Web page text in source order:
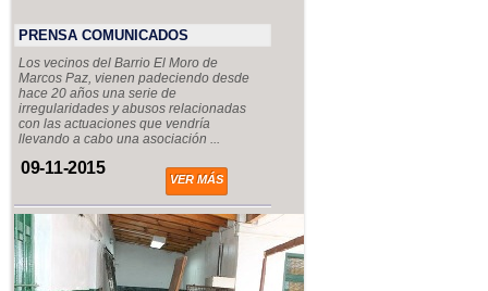
PRENSA COMUNICADOS
Los vecinos del Barrio El Moro de
Marcos Paz, vienen padeciendo desde
hace 20 años una serie de
irregularidades y abusos relacionadas
con las actuaciones que vendría
llevando a cabo una asociación ...
09-11-2015
VER MÁS